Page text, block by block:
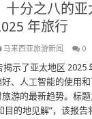
十分之八的亚
年旅行
马来西亚旅游新闻 0
揭示了亚太地区 2025
、人工智能的使用
游的最新趋势。标题
目的地见解”，该报